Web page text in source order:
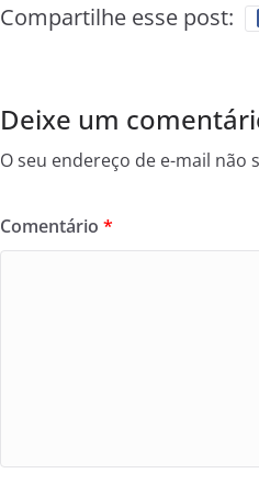
Compartilhe esse post:
Deixe um
O seu endereço de e-mail não
Comentário *